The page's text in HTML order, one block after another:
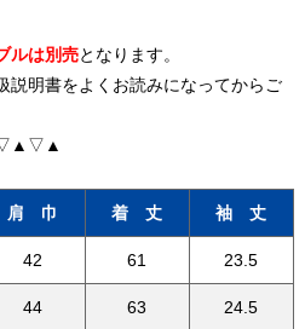
ルは別売となります。
説明書をよくお読みになってからご
肩 巾 着 丈 袖 丈
42 61 23.5
44 63 24.5